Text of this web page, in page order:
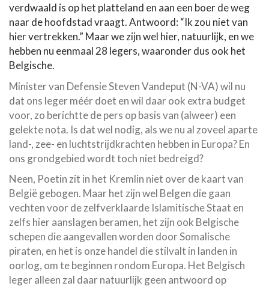
verdwaald is op het platteland en aan een boer de weg
naar de hoofdstad vraagt. Antwoord: “Ik zou niet van
hier vertrekken.” Maar we zijn wel hier, natuurlijk, en we
hebben nu eenmaal 28 legers, waaronder dus ook het
Belgische.
Minister van Defensie Steven Vandeput (N-VA) wil nu
dat ons leger méér doet en wil daar ook extra budget
voor, zo berichtte de pers op basis van (alweer) een
gelekte nota. Is dat wel nodig, als we nu al zoveel aparte
land-, zee- en luchtstrijdkrachten hebben in Europa? En
ons grondgebied wordt toch niet bedreigd?
Neen, Poetin zit in het Kremlin niet over de kaart van
België gebogen. Maar het zijn wel Belgen die gaan
vechten voor de zelfverklaarde Islamitische Staat en
zelfs hier aanslagen beramen, het zijn ook Belgische
schepen die aangevallen worden door Somalische
piraten, en het is onze handel die stilvalt in landen in
oorlog, om te beginnen rondom Europa. Het Belgisch
leger alleen zal daar natuurlijk geen antwoord op